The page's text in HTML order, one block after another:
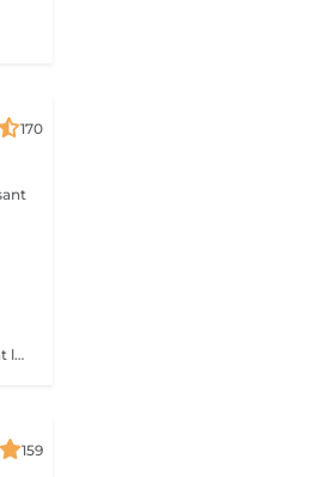
170
Les ongles sont réparés gratuitement dans les trois jours suivant le service ! A partir du quatrième jour la prestation est payante.
159